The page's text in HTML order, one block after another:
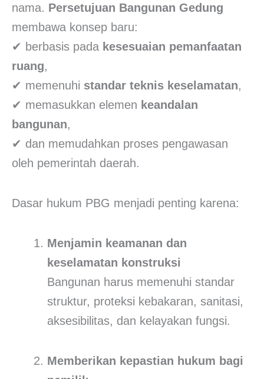
nama. Persetujuan Bangunan Gedung
membawa konsep baru:
✔ berbasis pada kesesuaian pemanfaatan
ruang,
✔ memenuhi standar teknis keselamatan,
✔ memasukkan elemen keandalan
bangunan,
✔ dan memudahkan proses pengawasan
oleh pemerintah daerah.
Dasar hukum PBG menjadi penting karena:
Menjamin keamanan dan
keselamatan konstruksi
Bangunan harus memenuhi standar
struktur, proteksi kebakaran, sanitasi,
aksesibilitas, dan kelayakan fungsi.
Memberikan kepastian hukum bagi